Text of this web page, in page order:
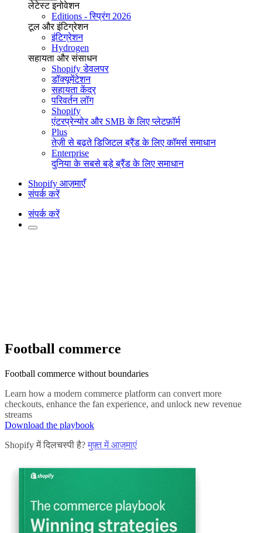
लेटेस्ट इनोवेशन
Editions - स्प्रिंग 2026
टूल और इंटिग्रेशन
इंटिग्रेशन
Hydrogen
सहायता और संसाधन
Shopify डेवलपर
डॉक्यूमेंटेशन
सहायता केंद्र
परिवर्तन लॉग
Shopify
एंटरप्रेन्योर और SMB के लिए प्लेटफ़ॉर्म
Plus
तेज़ी से बढ़ते डिजिटल ब्रैंड के लिए कॉमर्स समाधान
Enterprise
दुनिया के सबसे बड़े ब्रैंड के लिए समाधान
Shopify आज़माएँ
संपर्क करें
संपर्क करें
Football commerce
Football commerce without boundaries
Learn how a modern commerce platform can convert more
checkouts, enhance the fan experience, and unlock new revenue
streams
Download the playbook
Shopify में दिलचस्पी है? मुफ़्त में आज़माएं